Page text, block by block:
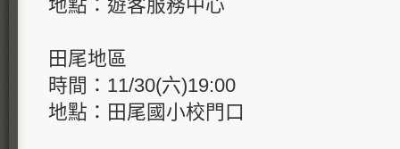
地點：遊客服務中心
田尾地區
時間：11/30(六)19:00
地點：田尾國小校門口